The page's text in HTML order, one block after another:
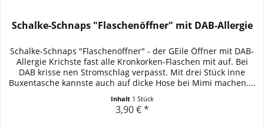
Schalke-Schnaps "Flaschenöffner" mit DAB-Allergie
Schalke-Schnaps "Flaschenöffner" - der GEile Öffner mit DAB-
Allergie Krichste fast alle Kronkorken-Flaschen mit auf. Bei
DAB krisse nen Stromschlag verpasst. Mit drei Stück inne
Buxentasche kannste auch auf dicke Hose bei Mimi machen....
Inhalt 1 Stück
3,90 € *